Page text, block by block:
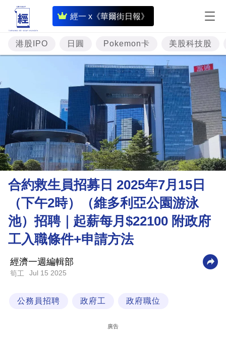
經一 x《華爾街日報》
即
時
財
經
題
投
資
樓
市
理
財
商
科
職
港股IPO 日圓 Pokemon卡 美股科技股
合約救生員招募日 2025年7月15日
（下午2時）（維多利亞公園游泳
池）招聘｜起薪每月$22100 附政府
工入職條件+申請方法
經濟一週編輯部
筍工 Jul 15 2025
公務員招聘 政府工 政府職位
廣告